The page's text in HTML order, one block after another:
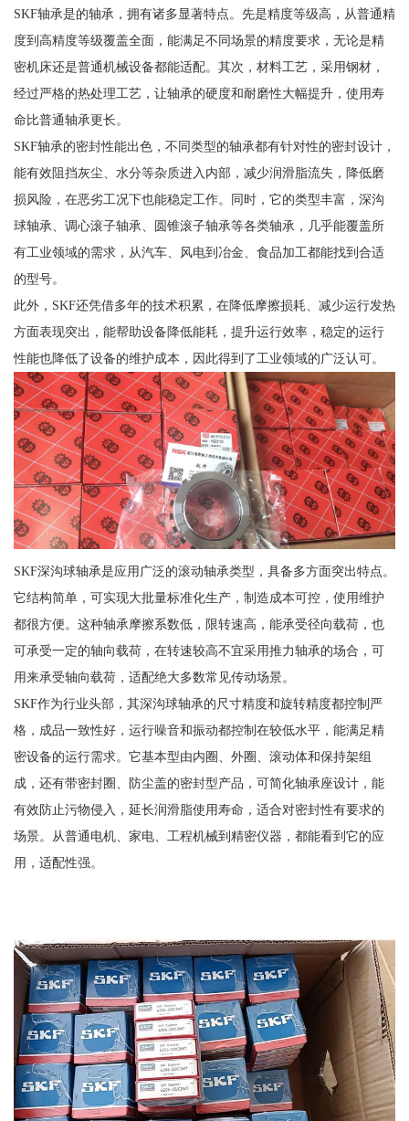
SKF轴承是的轴承，拥有诸多显著特点。先是精度等级高，从普通精
度到高精度等级覆盖全面，能满足不同场景的精度要求，无论是精
密机床还是普通机械设备都能适配。其次，材料工艺，采用钢材，
经过严格的热处理工艺，让轴承的硬度和耐磨性大幅提升，使用寿
命比普通轴承更长。
SKF轴承的密封性能出色，不同类型的轴承都有针对性的密封设计，
能有效阻挡灰尘、水分等杂质进入内部，减少润滑脂流失，降低磨
损风险，在恶劣工况下也能稳定工作。同时，它的类型丰富，深沟
球轴承、调心滚子轴承、圆锥滚子轴承等各类轴承，几乎能覆盖所
有工业领域的需求，从汽车、风电到冶金、食品加工都能找到合适
的型号。
此外，SKF还凭借多年的技术积累，在降低摩擦损耗、减少运行发热
方面表现突出，能帮助设备降低能耗，提升运行效率，稳定的运行
性能也降低了设备的维护成本，因此得到了工业领域的广泛认可。
SKF深沟球轴承是应用广泛的滚动轴承类型，具备多方面突出特点。
它结构简单，可实现大批量标准化生产，制造成本可控，使用维护
都很方便。这种轴承摩擦系数低，限转速高，能承受径向载荷，也
可承受一定的轴向载荷，在转速较高不宜采用推力轴承的场合，可
用来承受轴向载荷，适配绝大多数常见传动场景。
SKF作为行业头部，其深沟球轴承的尺寸精度和旋转精度都控制严
格，成品一致性好，运行噪音和振动都控制在较低水平，能满足精
密设备的运行需求。它基本型由内圈、外圈、滚动体和保持架组
成，还有带密封圈、防尘盖的密封型产品，可简化轴承座设计，能
有效防止污物侵入，延长润滑脂使用寿命，适合对密封性有要求的
场景。从普通电机、家电、工程机械到精密仪器，都能看到它的应
用，适配性强。